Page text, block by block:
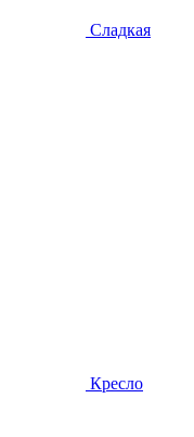
Сладкая
Кресло